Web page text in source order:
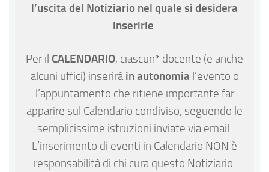
l’uscita del Notiziario nel quale si desidera
inserirle.
Per il CALENDARIO, ciascun* docente (e anche
alcuni uffici) inserirà in autonomia l’evento o
l’appuntamento che ritiene importante far
apparire sul Calendario condiviso, seguendo le
semplicissime istruzioni inviate via email.
L’inserimento di eventi in Calendario NON è
responsabilità di chi cura questo Notiziario.